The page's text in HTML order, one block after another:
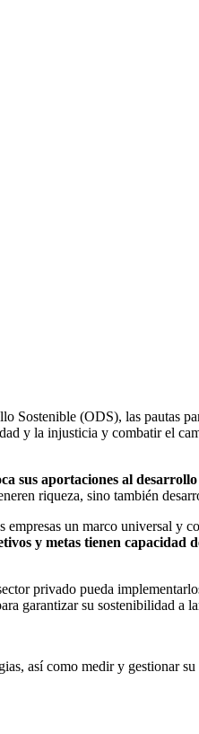
(ODS), las pautas
y la injusticia y combatir el
aportaciones al
riqueza, sino también
un marco universal y
y metas tienen
privado pueda
garantizar su sostenibilidad
así como medir y gestionar